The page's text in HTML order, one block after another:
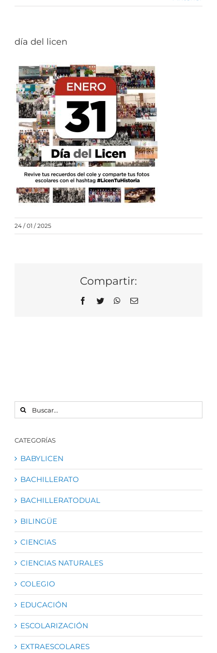
día del licen
24 / 01 / 2025
Compartir:
Facebook
Twitter WhatsApp
Correo
BUSCAR:
CATEGORÍAS
BABYLICEN
BACHILLERATO
BACHILLERATODUAL
BILINGÜE
CIENCIAS
CIENCIAS NATURALES
COLEGIO
EDUCACIÓN
ESCOLARIZACIÓN
EXTRAESCOLARES